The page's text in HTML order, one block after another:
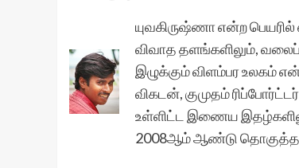
யுவகிருஷ்ணா என்ற
விவாத தளங்களிலும்,
இழுக்கும் விளம்பர உலகம்
விகடன், குமுதம்
உள்ளிட்ட இணைய
2008ஆம் ஆண்டு